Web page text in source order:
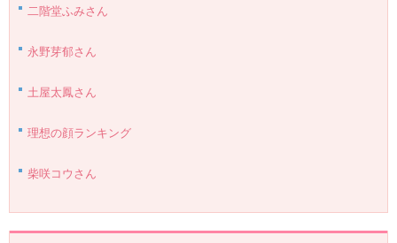
二階堂ふみさん
永野芽郁さん
土屋太鳳さん
理想の顔ランキング
柴咲コウさん